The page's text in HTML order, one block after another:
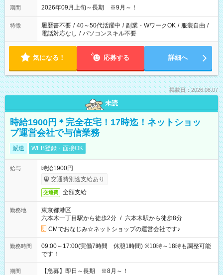
期間 2026年09月上旬～長期 ※9月～！
特徴 履歴書不要 / 40～50代活躍中 / 副業・WワークOK / 服装自由 /
電話対応なし / パソコンスキル不要
気になる！ 応募する 詳細へ
掲載日：2026.08.07
未読
時給1900円＊完全在宅！17時迄！ネットショッ
プ運営会社で与信業務
派遣 WEB登録・面接OK
給与
時給1900円
交通費別途支給あり
交通費 全額支給
勤務地
東京都港区
六本木一丁目駅から徒歩2分 / 六本木駅から徒歩8分
CMでおなじみ☆ネットショップの運営会社です♪
勤務時間
09:00～17:00(実働7時間 休憩1時間) ※10時～18時も調整可能
です！
期間 【急募】即日～長期 ※8月～！